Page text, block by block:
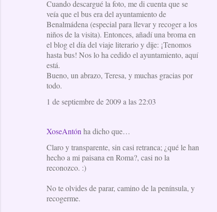
Cuando descargué la foto, me di cuenta que se
veía que el bus era del ayuntamiento de
Benalmádena (especial para llevar y recoger a los
niños de la visita). Entonces, añadí una broma en
el blog el día del viaje literario y dije: ¡Tenomos
hasta bus! Nos lo ha cedido el ayuntamiento, aquí
está.
Bueno, un abrazo, Teresa, y muchas gracias por
todo.
1 de septiembre de 2009 a las 22:03
XoseAntón ha dicho que…
Claro y transparente, sin casi retranca; ¿qué le han
hecho a mi paisana en Roma?, casi no la
reconozco. :)
No te olvides de parar, camino de la península, y
recogerme.